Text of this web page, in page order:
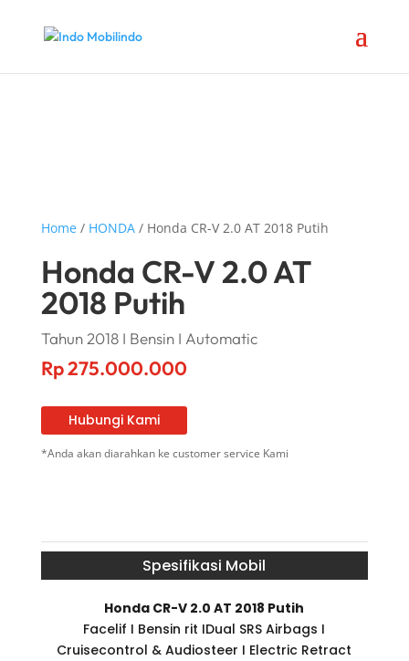
Home/ HONDA/ Honda CR-V 2.0 AT 2018 Putih
Honda CR-V 2.0 AT
2018 Putih
Tahun 2018 I Bensin I Automatic
Rp275.000.000
Hubungi Kami
*Anda akan diarahkan ke customer service Kami
Spesifikasi Mobil
Honda CR-V 2.0 AT 2018 Putih
Facelif I Bensin rit IDual SRS Airbags I
Cruisecontrol & Audiosteer I Electric Retract